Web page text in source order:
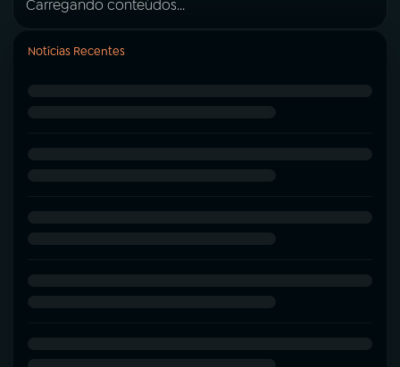
Carregando conteúdos...
Notícias Recentes